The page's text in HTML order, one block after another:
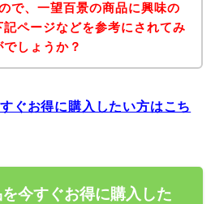
で、一望百景の商品に興味の
記ページなどを参考にされてみ
しょうか？
ぐお得に購入したい方はこち
今すぐお得に購入した